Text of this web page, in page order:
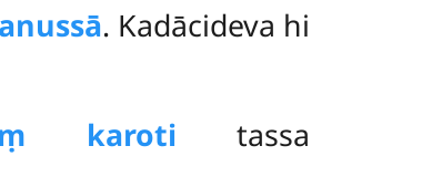
. Kadācideva hi
karoti tassa